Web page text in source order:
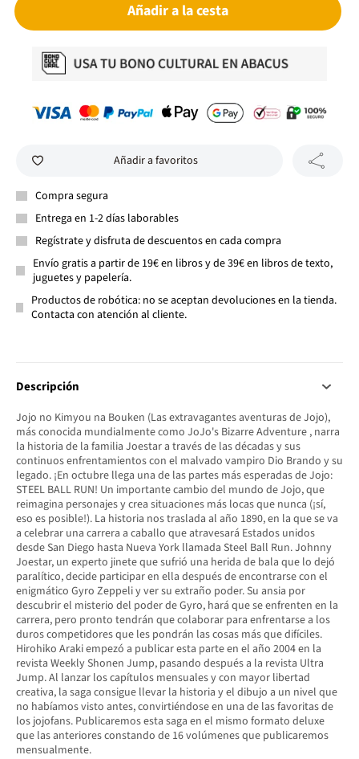
Añadir a la cesta
Añadir a favoritos
Compra segura
Entrega en 1-2 días laborables
Regístrate y disfruta de descuentos en cada compra
Envío gratis a partir de 19€ en libros y de 39€ en libros de texto,
juguetes y papelería.
Productos de robótica: no se aceptan devoluciones en la tienda.
Contacta con atención al cliente.
Descripción
Jojo no Kimyou na Bouken (Las extravagantes aventuras de Jojo),
más conocida mundialmente como JoJo's Bizarre Adventure , narra
la historia de la familia Joestar a través de las décadas y sus
continuos enfrentamientos con el malvado vampiro Dio Brando y su
legado. ¡En octubre llega una de las partes más esperadas de Jojo:
STEEL BALL RUN! Un importante cambio del mundo de Jojo, que
reimagina personajes y crea situaciones más locas que nunca (¡sí,
eso es posible!). La historia nos traslada al año 1890, en la que se va
a celebrar una carrera a caballo que atravesará Estados unidos
desde San Diego hasta Nueva York llamada Steel Ball Run. Johnny
Joestar, un experto jinete que sufrió una herida de bala que lo dejó
paralítico, decide participar en ella después de encontrarse con el
enigmático Gyro Zeppeli y ver su extraño poder. Su ansia por
descubrir el misterio del poder de Gyro, hará que se enfrenten en la
carrera, pero pronto tendrán que colaborar para enfrentarse a los
duros competidores que les pondrán las cosas más que difíciles.
Hirohiko Araki empezó a publicar esta parte en el año 2004 en la
revista Weekly Shonen Jump, pasando después a la revista Ultra
Jump. Al lanzar los capítulos mensuales y con mayor libertad
creativa, la saga consigue llevar la historia y el dibujo a un nivel que
no habíamos visto antes, convirtiéndose en una de las favoritas de
los jojofans. Publicaremos esta saga en el mismo formato deluxe
que las anteriores constando de 16 volúmenes que publicaremos
mensualmente.